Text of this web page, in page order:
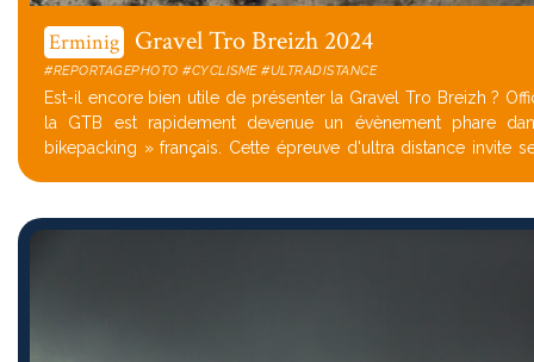
Erminig Gravel Tro Breizh 2024
#REPORTAGEPHOTO #CYCLISME #ULTRADISTANCE
Est-il encore bien utile de présenter la Gravel Tro Breizh ? Officiant depuis 2018,
la GTB est rapidement devenue un évènement phare